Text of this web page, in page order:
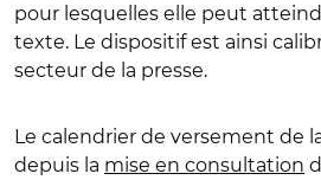
pour lesquelles elle peut
texte. Le dispositif est ainsi
secteur de la presse.
Le calendrier de versement de
depuis la mise en consultation